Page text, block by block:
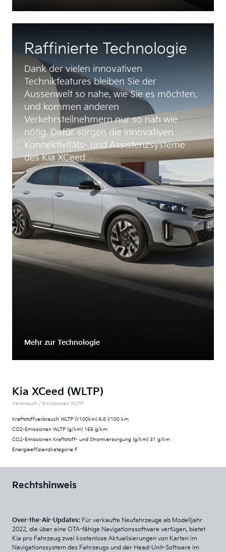
Raffinierte Technologie
Dank der vielen innovativen
Technikfeatures bleiben Sie der
Aussenwelt so nahe, wie Sie es möchten,
und kommen anderen
Verkehrsteilnehmern nur so nah wie
nötig. Dafür sorgen die innovativen
Konnektivitäts- und Assistenzsysteme
des Kia XCeed.
Mehr zur Technologie
Kia XCeed (WLTP)
Verbrauch / Emissionen WLTP
Kraftstoffverbrauch WLTP (l/100km) 6.8 l/100 km
CO2-Emissionen WLTP (g/km) 155 g/km
CO2-Emissionen Kraftstoff- und Stromversorgung (g/km) 31 g/km
Energieeffizienzkategorie F
Rechtshinweis
Over-the-Air-Updates: Für verkaufte Neufahrzeuge ab Modelljahr
2022, die über eine OTA-fähige Navigationssoftware verfügen, bietet
Kia pro Fahrzeug zwei kostenlose Aktualisierungen von Karten im
Navigationssystem des Fahrzeugs und der Head-Unit-Software im